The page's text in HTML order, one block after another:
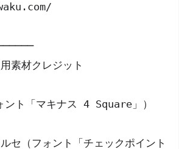
素材クレジット
ント「マキナス 4 Square」）
セ（フォント「チェックポイント